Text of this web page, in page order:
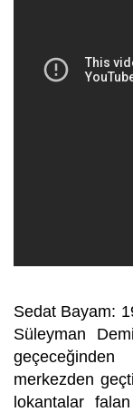
Sedat Bayam:
Süleyman
merkezden
lokantalar